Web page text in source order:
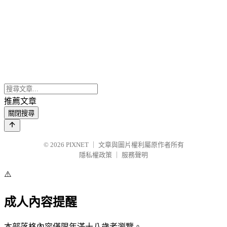
推薦文章
關閉搜尋
© 2026 PIXNET
文章與圖片權利屬原作者所有
隱私權政策
服務聲明
⚠️
成人內容提醒